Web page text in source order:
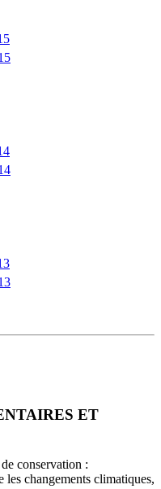
ET
conservation :
changements climatiques,